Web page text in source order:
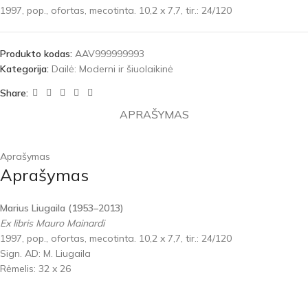
1997, pop., ofortas, mecotinta. 10,2 x 7,7, tir.: 24/120
Produkto kodas: AAV999999993
Kategorija: Dailė: Moderni ir šiuolaikinė
Share:
APRAŠYMAS
Aprašymas
Aprašymas
Marius Liugaila (1953–2013)
Ex libris Mauro Mainardi
1997, pop., ofortas, mecotinta. 10,2 x 7,7, tir.: 24/120
Sign. AD: M. Liugaila
Rėmelis: 32 x 26